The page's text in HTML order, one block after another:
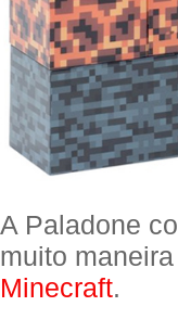
A Paladone
muito
Minecraft.